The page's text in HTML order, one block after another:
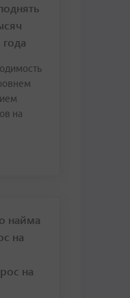
на
найма
на
на